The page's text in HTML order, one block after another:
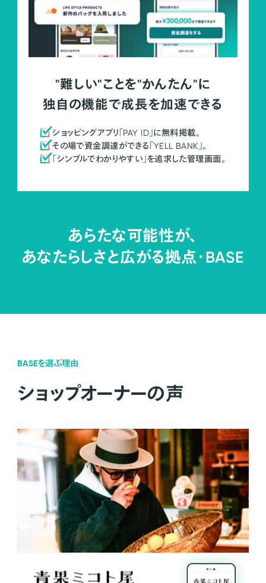
"難しい"ことを"かんたん"に
独自の機能で成長を加速できる
ショッピングアプリ「PAY ID」に無料掲載。
その場で資金調達ができる「YELL BANK」。
「シンプルでわかりやすい」を追求した管理画面。
あらたな可能性が、
あなたらしさと広がる拠点・BASE
BASEを選ぶ理由
ショップオーナーの声